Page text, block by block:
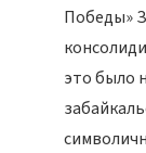
Победы»
это было